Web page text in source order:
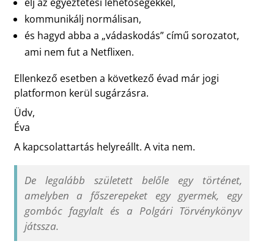
kommunikálj normálisan,
és hagyd abba a „vádaskodás” című sorozatot,
ami nem fut a Netflixen.
Ellenkező esetben a következő évad már jogi
platformon kerül sugárzásra.
Üdv,
Éva
A kapcsolattartás helyreállt. A vita nem.
De legalább született belőle egy történet,
amelyben a főszerepeket egy gyermek, egy
gombóc fagylalt és a Polgári Törvénykönyv
játssza.